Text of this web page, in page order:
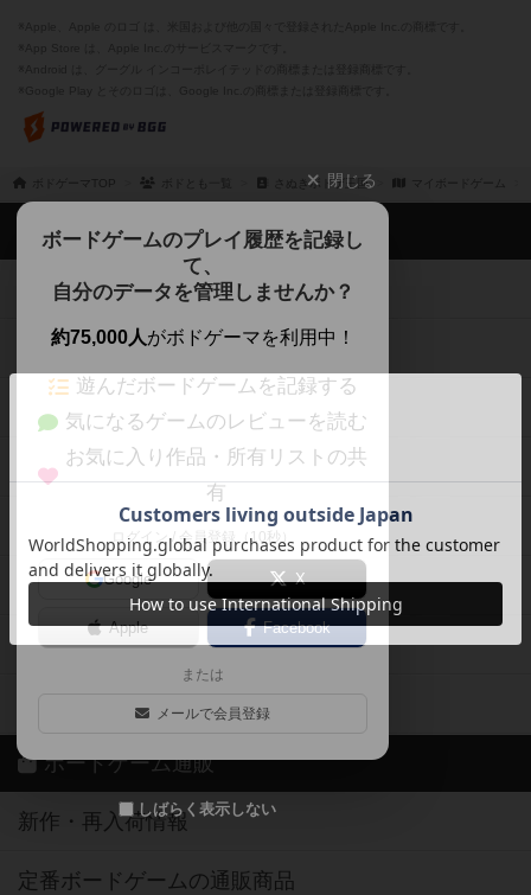
ボドゲーマTOP さぬきボドゲ王国
閉じる
ボードゲームのプレイ履歴を記録し
て、
自分のデータを管理しませんか？
約75,000人がボドゲーマを利用中！
遊んだボードゲームを記録する
気になるゲームのレビューを読む
お気に入り作品・所有リストの共
有
ログイン / 会員登録（10秒）
Google X
Apple Facebook
または
メールで会員登録
しばらく表示しない
ボドゲーマTOP
ボードゲームを検索する
ボードゲームの新着レビュー
ボードゲーム会情報
メカニクス特集
掲示板・トピックス
ボドとも・会員一覧
ボードゲーム業界コラム
ボドゲーマご利用案内
ボードゲーム通販
新作・再入荷情報
定番ボードゲームの通販商品